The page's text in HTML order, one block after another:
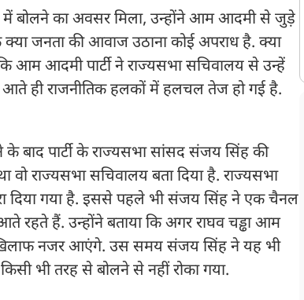
में बोलने का अवसर मिला, उन्होंने आम आदमी से जुड़े
क्या जनता की आवाज उठाना कोई अपराध है. क्या
आम आदमी पार्टी ने राज्यसभा सचिवालय से उन्हें
ही राजनीतिक हलकों में हलचल तेज हो गई है.
के बाद पार्टी के राज्यसभा सांसद संजय सिंह की
वो राज्यसभा सचिवालय बता दिया है. राज्यसभा
दिया गया है. इससे पहले भी संजय सिंह ने एक चैनल
रहते हैं. उन्होंने बताया कि अगर राघव चड्ढा आम
नजर आएंगे. उस समय संजय सिंह ने यह भी
भी तरह से बोलने से नहीं रोका गया.